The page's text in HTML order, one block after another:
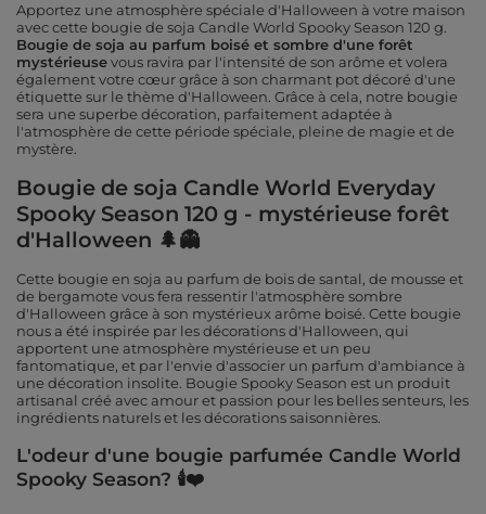
Apportez une atmosphère spéciale d'Halloween à votre maison
avec cette bougie de soja Candle World Spooky Season 120 g.
Bougie de soja au parfum boisé et sombre d'une forêt
mystérieusevous ravira par l'intensité de son arôme et volera
également votre cœur grâce à son charmant pot décoré d'une
étiquette sur le thème d'Halloween. Grâce à cela, notre bougie
sera une superbe décoration, parfaitement adaptée à
l'atmosphère de cette période spéciale, pleine de magie et de
mystère.
Bougie de soja Candle World Everyday
Spooky Season 120 g - mystérieuse forêt
d'Halloween 🌲👻
Cette bougie en soja au parfum de bois de santal, de mousse et
de bergamote vous fera ressentir l'atmosphère sombre
d'Halloween grâce à son mystérieux arôme boisé. Cette bougie
nous a été inspirée par les décorations d'Halloween, qui
apportent une atmosphère mystérieuse et un peu
fantomatique, et par l'envie d'associer un parfum d'ambiance à
une décoration insolite. Bougie Spooky Season est un produit
artisanal créé avec amour et passion pour les belles senteurs, les
ingrédients naturels et les décorations saisonnières.
L'odeur d'une bougie parfumée Candle World
Spooky Season? 🕯❤️